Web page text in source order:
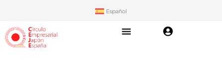
Español